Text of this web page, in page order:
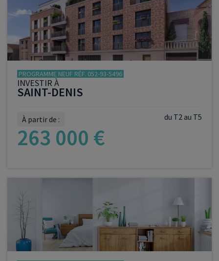
PROGRAMME NEUF RÉF. 052-93-5496
INVESTIR À
SAINT-DENIS
du T2 au T5
À partir de :
263 000 €